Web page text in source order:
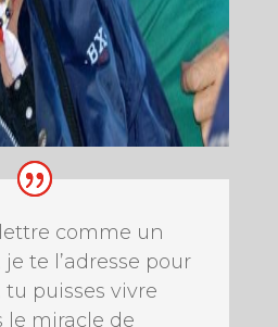
comme un
te l’adresse pour
tu puisses vivre
le miracle de